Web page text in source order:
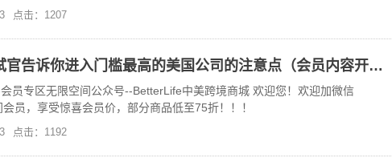
点击：1207
美国就业一：谷歌面试官告诉你进入门槛最高的美国公司的注意点（会员内容开放）
员专区无限空间公众号--BetterLife中美跨境商城 欢迎您！欢迎加微信
员，享受惊喜会员价，部分商品低至75折！！！
点击：1192